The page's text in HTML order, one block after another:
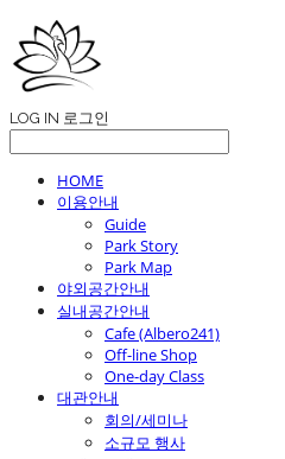
LOG IN 로그인
HOME
이용안내
Guide
Park Story
Park Map
야외공간안내
실내공간안내
Cafe (Albero241)
Off-line Shop
One-day Class
대관안내
회의/세미나
소규모 행사